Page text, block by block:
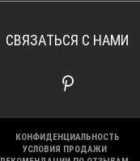
СВЯЗАТЬСЯ С НАМИ
КОНФИДЕНЦИАЛЬНОСТЬ
УСЛОВИЯ ПРОДАЖИ